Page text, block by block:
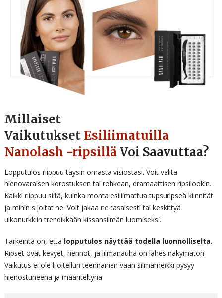
Millaiset
Vaikutukset Esiliimatuilla
Nanolash -ripsilläVoi Saavuttaa?
Lopputulos riippuu täysin omasta visiostasi. Voit valita
hienovaraisen korostuksen tai rohkean, dramaattisen ripsilookin.
Kaikki riippuu siitä, kuinka monta esiliimattua tupsuripseä kiinnität
ja mihin sijoitat ne. Voit jakaa ne tasaisesti tai keskittyä
ulkonurkkiin trendikkään kissansilmän luomiseksi.
Tärkeintä on, että lopputulos näyttää todella luonnolliselta.
Ripset ovat kevyet, hennot, ja liimanauha on lähes näkymätön.
Vaikutus ei ole liioitellun teennäinen vaan silmämeikki pysyy
hienostuneena ja määriteltynä.